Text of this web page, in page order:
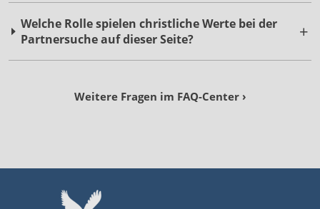
Partnersuche auf dieser Seite?